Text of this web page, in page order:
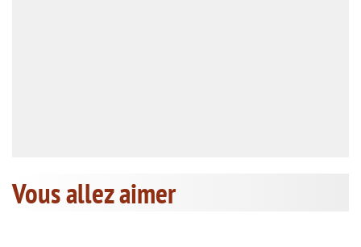
Vous allez aimer